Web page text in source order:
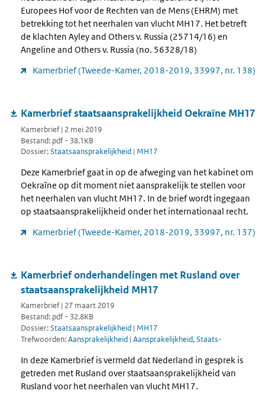
Europees Hof voor de Rechten van de Mens (EHRM) met
betrekking tot het neerhalen van vlucht MH17. Het betreft
de klachten Ayley and Others v. Russia (25714/16) en
Angeline and Others v. Russia (no. 56328/18)
Kamerbrief (Tweede-Kamer, 2018-2019, 33997, nr. 138)
Kamerbrief staatsaansprakelijkheid Oekraïne MH17
Kamerbrief | 2 mei 2019
Bestand: pdf - 38.1KB
Dossier:Staatsaansprakelijkheid | MH17
Deze Kamerbrief gaat in op de afweging van het kabinet om
Oekraïne op dit moment niet aansprakelijk te stellen voor
het neerhalen van vlucht MH17. In de brief wordt ingegaan
op staatsaansprakelijkheid onder het internationaal recht.
Kamerbrief (Tweede-Kamer, 2018-2019, 33997, nr. 137)
Kamerbrief onderhandelingen met Rusland over
staatsaansprakelijkheid MH17
Kamerbrief | 27 maart 2019
Bestand: pdf - 32.8KB
Dossier:Staatsaansprakelijkheid | MH17
Trefwoorden:Aansprakelijkheid | Aansprakelijkheid, Staats-
In deze Kamerbrief is vermeld dat Nederland in gesprek is
getreden met Rusland over staatsaansprakelijkheid van
Rusland voor het neerhalen van vlucht MH17.